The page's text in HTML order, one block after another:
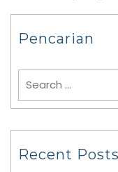
Pencarian
Recent Posts